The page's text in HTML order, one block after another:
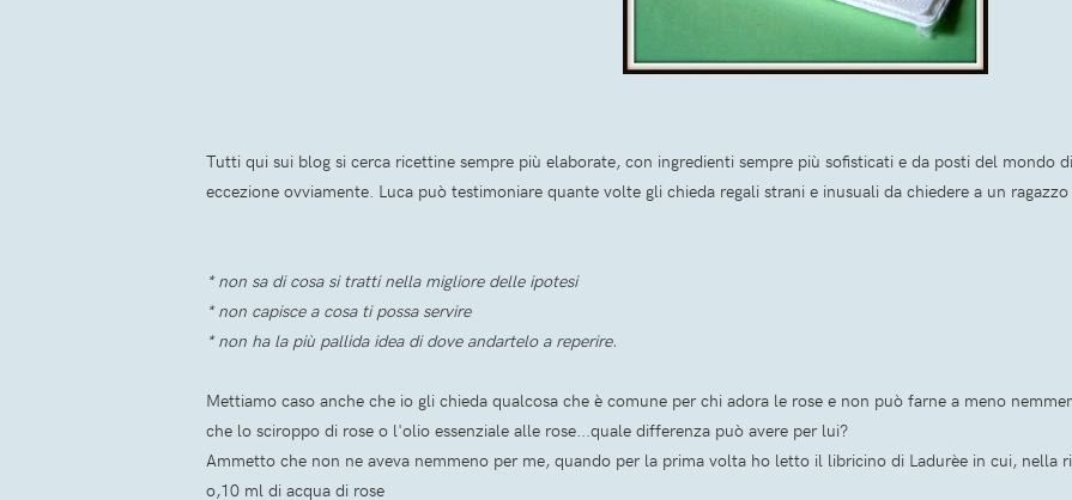
Tutti qui sui blog si cerca ricettine sempre più elaborate, con ingredienti sempre più sofisticati e da posti del mondo
eccezione ovviamente. Luca può testimoniare quante volte gli chieda regali strani e inusuali da chiedere a un
* non sa di cosa si tratti nella migliore delle ipotesi
* non capisce a cosa ti possa servire
* non ha la più pallida idea di dove andartelo a reperire.
Mettiamo caso anche che io gli chieda qualcosa che è comune per chi adora le rose e non può farne a meno
che lo sciroppo di rose o l'olio essenziale alle rose...quale differenza può avere per lui?
Ammetto che non ne aveva nemmeno per me, quando per la prima volta ho letto il libricino di Ladurèe in cui, nella
o,10 ml di acqua di rose